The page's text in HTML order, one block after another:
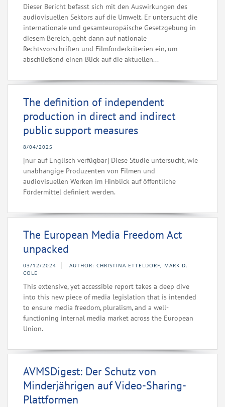
Dieser Bericht befasst sich mit den Auswirkungen des
audiovisuellen Sektors auf die Umwelt. Er untersucht die
internationale und gesamteuropäische Gesetzgebung in
diesem Bereich, geht dann auf nationale
Rechtsvorschriften und Filmförderkriterien ein, um
abschließend einen Blick auf die aktuellen...
The definition of independent
production in direct and indirect
public support measures
8/04/2025
[nur auf Englisch verfügbar] Diese Studie untersucht, wie
unabhängige Produzenten von Filmen und
audiovisuellen Werken im Hinblick auf öffentliche
Fördermittel definiert werden.
The European Media Freedom Act
unpacked
03/12/2024
AUTHOR: CHRISTINA ETTELDORF, MARK D.
COLE
This extensive, yet accessible report takes a deep dive
into this new piece of media legislation that is intended
to ensure media freedom, pluralism, and a well-
functioning internal media market across the European
Union.
AVMSDigest: Der Schutz von
Minderjährigen auf Video-Sharing-
Plattformen